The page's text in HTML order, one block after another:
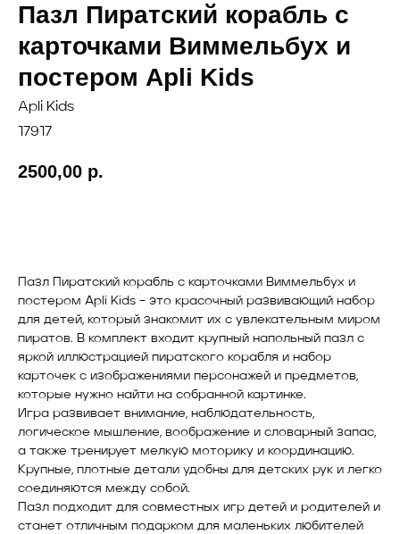
Пазл Пиратский корабль с
карточками Виммельбух и
постером Apli Kids
Apli Kids
17917
2500,00 р.
Пазл Пиратский корабль с карточками Виммельбух и
постером Apli Kids – это красочный развивающий набор
для детей, который знакомит их с увлекательным миром
пиратов. В комплект входит крупный напольный пазл с
яркой иллюстрацией пиратского корабля и набор
карточек с изображениями персонажей и предметов,
которые нужно найти на собранной картинке.
Игра развивает внимание, наблюдательность,
логическое мышление, воображение и словарный запас,
а также тренирует мелкую моторику и координацию.
Крупные, плотные детали удобны для детских рук и легко
соединяются между собой.
Пазл подходит для совместных игр детей и родителей и
станет отличным подарком для маленьких любителей